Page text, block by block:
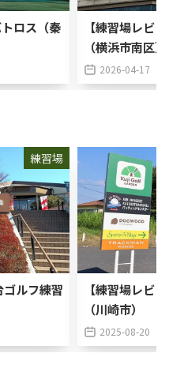
ロス（秦
【練習場レビ
（横浜市南区）
2026-04-17
練習場
ゴルフ練習
【練習場レビ
（川崎市）
2025-08-20